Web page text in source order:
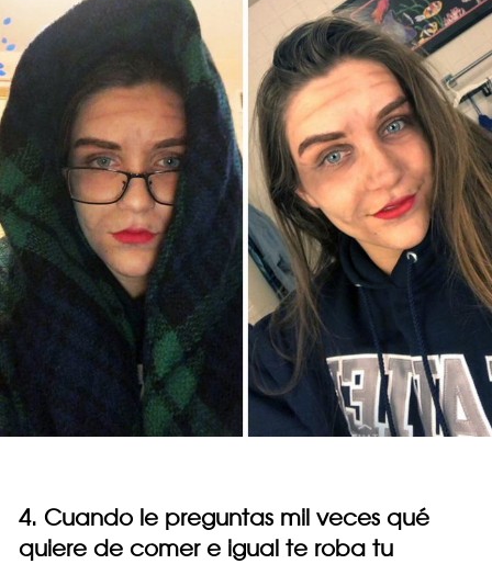
4. Cuando le preguntas mil veces qué
quiere de comer e igual te roba tu